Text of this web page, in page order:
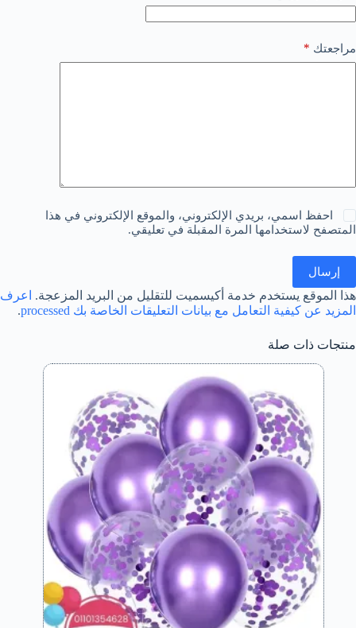
مراجعتك *
احفظ اسمي، بريدي الإلكتروني، والموقع الإلكتروني في هذا
المتصفح لاستخدامها المرة المقبلة في تعليقي.
إرسال
هذا الموقع يستخدم خدمة أكيسميت للتقليل من البريد المزعجة.
اعرف
المزيد عن كيفية التعامل مع بيانات التعليقات الخاصة بك processed
.
منتجات ذات صلة